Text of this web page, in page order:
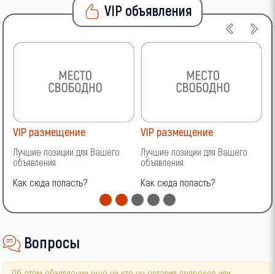
VIP объявления
VIP размещение
Лучшие позиции для Вашего
объявления
Как сюда попасть?
VIP размещение
Лучшие позиции для Вашего
объявления
Как сюда попасть?
Вопросы